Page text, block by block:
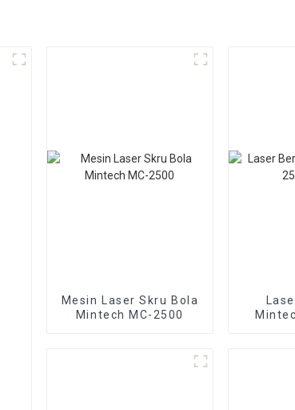
Mesin Laser Skru Bola
Mintech MC-2500